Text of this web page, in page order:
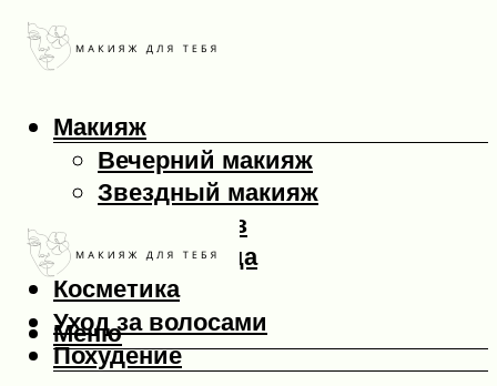
Макияж
Вечерний макияж
Звездный макияж
Макияж глаз
Макияж лица
Косметика
Уход за волосами
Похудение
Меню